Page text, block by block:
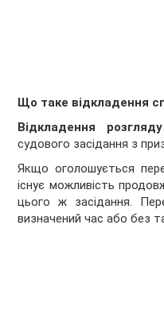
Що таке відкладення
Відкладення
судового засідання з
Якщо оголошується
існує можливість
цього ж засідання.
визначений час або без